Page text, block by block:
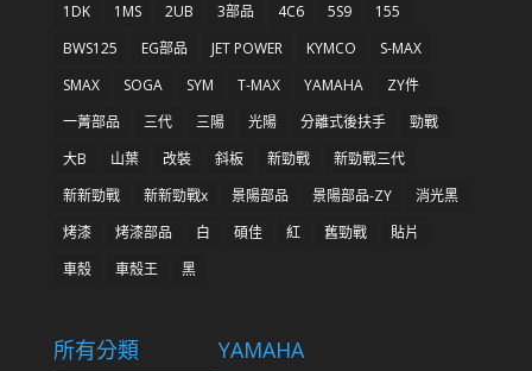
1DK 1MS 2UB 3部品 4C6 5S9
155
BWS125
EG部品 JET POWER KYMCO
S-MAX
SMAX
SOGA SYM T-MAX YAMAHA
ZY件
一菁部品
三代 三陽 光陽 分離式後扶手
勁戰
大B
山葉 改裝 斜板 新勁戰
新勁戰三代
新新勁戰
新新勁戰x 景陽部品 景陽部品-ZY
消光黑
烤漆
烤漆部品 白 碩佳 紅 舊勁戰
貼片
車殼
車殼王 黑
所有分類 YAMAHA